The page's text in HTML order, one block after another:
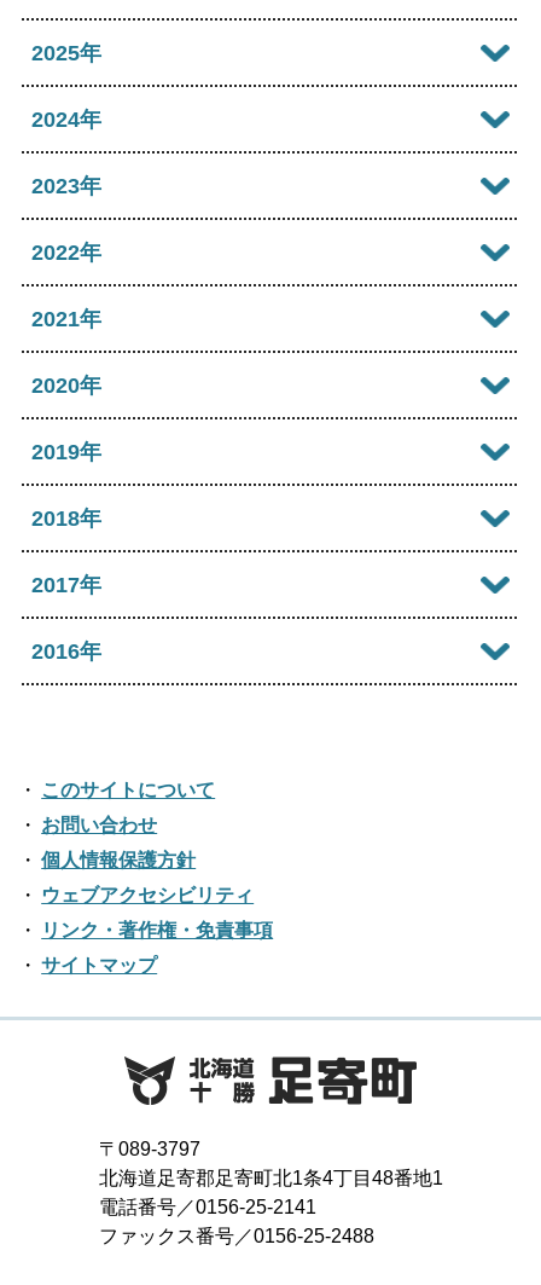
2026年08月
2026年06月
2026年04月
2026年03月
2026年02月
2025年
2025年12月
2025年10月
2025年08月
2025年07月
2025年06月
2025年04月
2025年02月
2024年
2024年12月
2024年10月
2024年08月
2024年07月
2024年06月
2024年04月
2024年01月
2023年
2023年12月
2023年10月
2023年08月
2023年07月
2023年06月
2023年04月
2023年02月
2023年01月
2022年
2022年12月
2022年10月
2022年08月
2022年07月
2022年06月
2022年03月
2022年02月
2021年
2021年12月
2021年10月
2021年08月
2021年07月
2021年04月
2021年03月
2021年02月
2021年01月
2020年
2020年12月
2020年10月
2020年08月
2020年05月
2020年04月
2020年03月
2019年
2019年12月
2019年10月
2019年07月
2019年06月
2019年05月
2019年02月
2019年01月
2018年
2018年12月
2018年10月
2018年08月
2018年07月
2018年06月
2018年05月
2018年04月
2018年03月
2018年01月
2017年
2017年12月
2017年08月
2017年07月
2017年06月
2017年05月
2017年04月
2017年02月
2017年01月
2016年
2016年10月
2016年09月
2016年08月
2016年05月
2016年04月
2016年03月
このサイトについて
お問い合わせ
個人情報保護方針
ウェブアクセシビリティ
リンク・著作権・免責事項
サイトマップ
〒089-3797
北海道足寄郡足寄町北1条4丁目48番地1
電話番号／0156-25-2141
ファックス番号／0156-25-2488